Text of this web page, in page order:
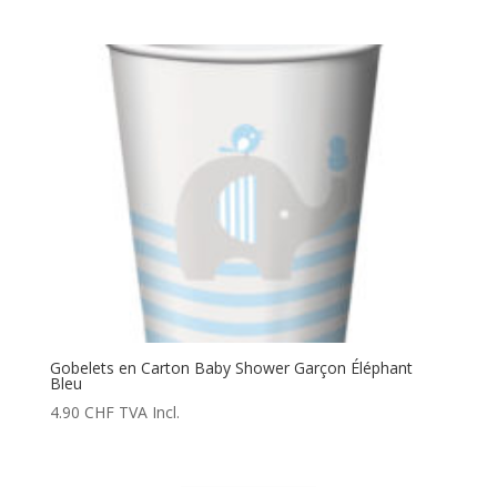
Gobelets en Carton Baby Shower Garçon Éléphant
Bleu
4.90 CHF TVA Incl.